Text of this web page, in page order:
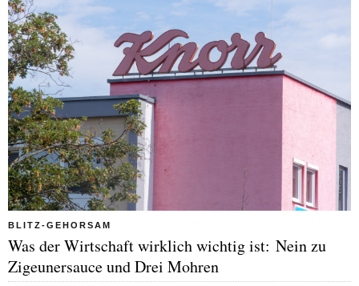
BLITZ-GEHORSAM
Was der Wirtschaft wirklich wichtig ist: Nein zu
Zigeunersauce und Drei Mohren